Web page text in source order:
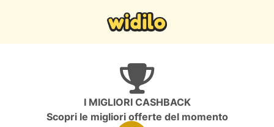
I MIGLIORI CASHBACK
Scopri le migliori offerte del momento